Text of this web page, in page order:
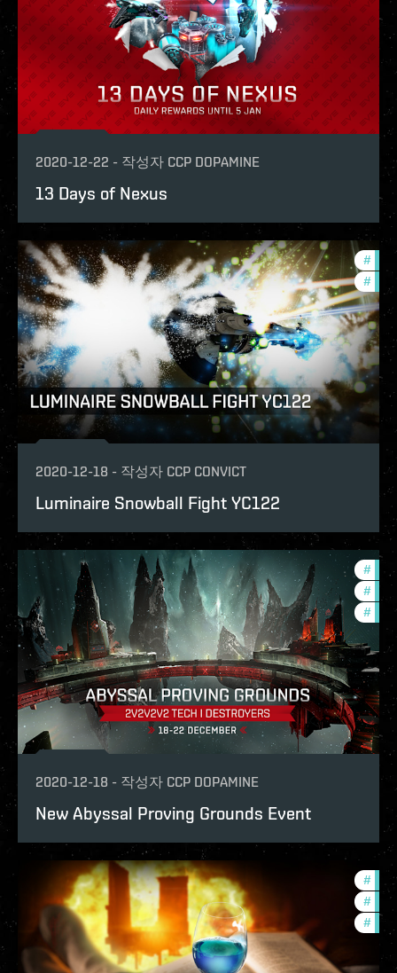
2020-12-22 - 작성자 CCP DOPAMINE
13 Days of Nexus
#
#
2020-12-18 - 작성자 CCP CONVICT
Luminaire Snowball Fight YC122
#
#
#
2020-12-18 - 작성자 CCP DOPAMINE
New Abyssal Proving Grounds Event
#
#
#